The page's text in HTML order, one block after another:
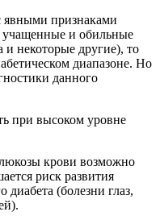
явными признаками
учащенные и обильные
и некоторые другие), то
диапазоне. Но
данного
при высоком уровне
крови возможно
риск развития
(болезни глаз,